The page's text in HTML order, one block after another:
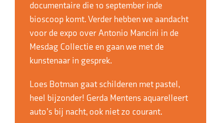
documentaire die 10 september inde
bioscoop komt. Verder hebben we aandacht
voor de expo over Antonio Mancini in de
Mesdag Collectie en gaan we met de
kunstenaar in gesprek.
Loes Botman gaat schilderen met pastel,
heel bijzonder! Gerda Mentens aquarelleert
auto’s bij nacht, ook niet zo courant.